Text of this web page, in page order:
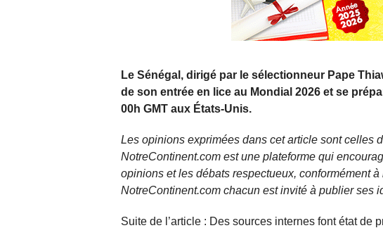
Le Sénégal, dirigé par le sélectionneur Pape
de son entrée en lice au Mondial 2026 et se
00h GMT aux États-Unis.
Les opinions exprimées dans cet article sont celles
NotreContinent.com est une plateforme qui
opinions et les débats respectueux, conformément
NotreContinent.com chacun est invité à publier ses
Suite de l’article : Des sources internes font état de